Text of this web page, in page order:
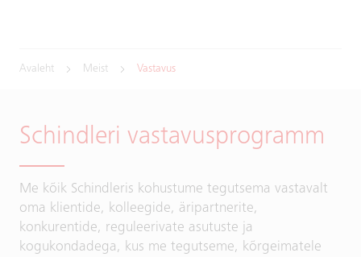
Avaleht Meist Vastavus
Schindleri vastavusprogramm
Me kõik Schindleris kohustume tegutsema vastavalt
oma klientide, kolleegide, äripartnerite,
konkurentide, reguleerivate asutuste ja
kogukondadega, kus me tegutseme, kõrgeimatele